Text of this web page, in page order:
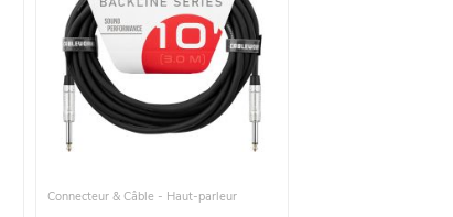
Connecteur & Câble - Haut-parleur